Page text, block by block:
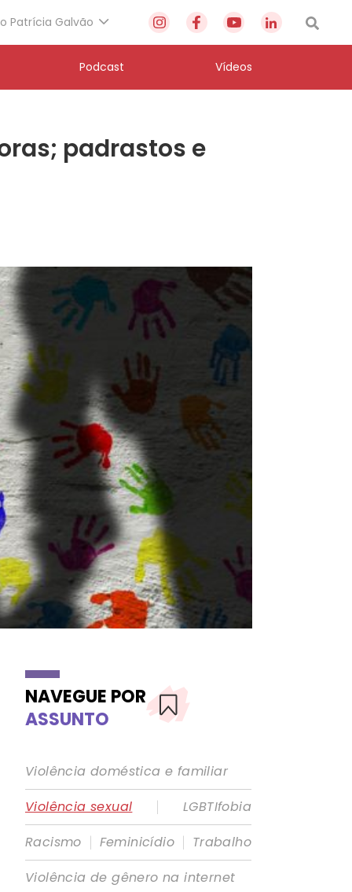
Patrícia Galvão
Podcast Vídeos
padrastos e
NAVEGUE POR
ASSUNTO
Violência doméstica e familiar
Violência sexual
|
LGBTIfobia
Racismo | Feminicídio | Trabalho
Violência de gênero na internet